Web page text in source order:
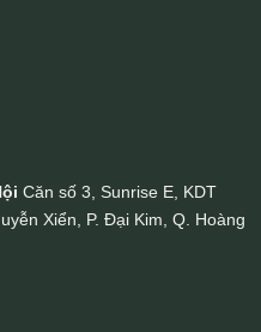
Căn số 3, Sunrise E, KDT
Xiển, P. Đại Kim, Q. Hoàng